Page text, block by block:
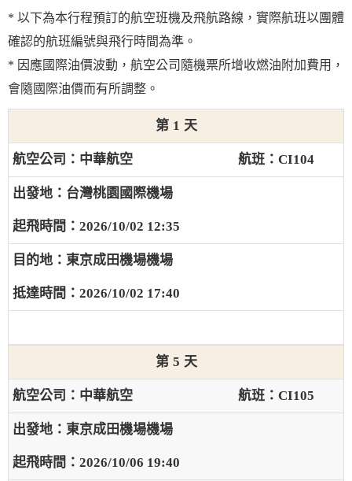
* 以下為本行程預訂的航空班機及飛航路線，實際航班以團體
確認的航班編號與飛行時間為準。
* 因應國際油價波動，航空公司隨機票所增收燃油附加費用，
會隨國際油價而有所調整。
1
中華航空 CI104
台灣桃園國際機場
2026/10/02 12:35
東京成田機場機場
2026/10/02 17:40
5
中華航空 CI105
東京成田機場機場
2026/10/06 19:40